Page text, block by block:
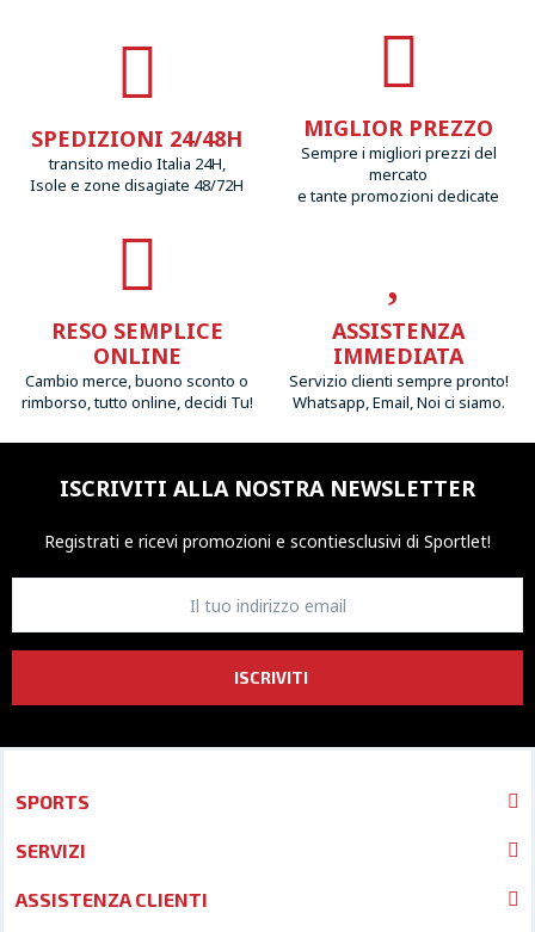
SPEDIZIONI 24/48H
transito medio Italia 24H,
Isole e zone disagiate 48/72H
MIGLIOR PREZZO
Sempre i migliori prezzi del
mercato
e tante promozioni dedicate
RESO SEMPLICE
ONLINE
Cambio merce, buono sconto o
rimborso, tutto online, decidi Tu!
ASSISTENZA
IMMEDIATA
Servizio clienti sempre pronto!
Whatsapp, Email, Noi ci siamo.
ISCRIVITI ALLA NOSTRA NEWSLETTER
Registrati e ricevi promozioni e scontiesclusivi di Sportlet!
ISCRIVITI
SPORTS
SERVIZI
ASSISTENZA CLIENTI